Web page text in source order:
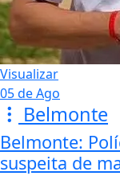
Visualizar
05 de Ago
Belmonte
Belmonte:
suspeita de